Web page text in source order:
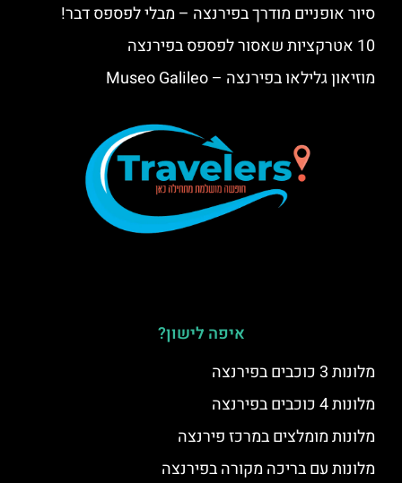
סיור אופניים מודרך בפירנצה – מבלי לפספס דבר!
10 אטרקציות שאסור לפספס בפירנצה
מוזיאון גלילאו בפירנצה – Museo Galileo
איפה לישון?
מלונות 3 כוכבים בפירנצה
מלונות 4 כוכבים בפירנצה
מלונות מומלצים במרכז פירנצה
מלונות עם בריכה מקורה בפירנצה